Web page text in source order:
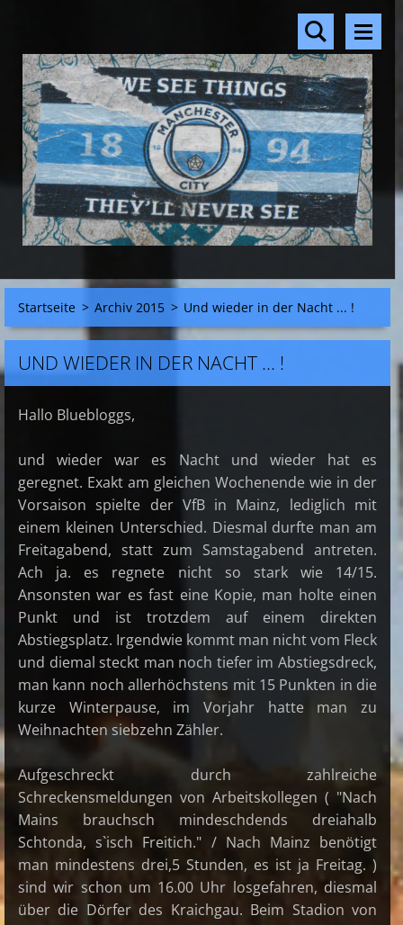
Startseite > Archiv 2015 > Und wieder in der Nacht ... !
UND WIEDER IN DER NACHT ... !
Hallo Bluebloggs,
und wieder war es Nacht und wieder hat es
geregnet. Exakt am gleichen Wochenende wie in der
Vorsaison spielte der VfB in Mainz, lediglich mit
einem kleinen Unterschied. Diesmal durfte man am
Freitagabend, statt zum Samstagabend antreten.
Ach ja. es regnete nicht so stark wie 14/15.
Ansonsten war es fast eine Kopie, man holte einen
Punkt und ist trotzdem auf einem direkten
Abstiegsplatz. Irgendwie kommt man nicht vom Fleck
und diemal steckt man noch tiefer im Abstiegsdreck,
man kann noch allerhöchstens mit 15 Punkten in die
kurze Winterpause, im Vorjahr hatte man zu
Weihnachten siebzehn Zähler.
Aufgeschreckt durch zahlreiche
Schreckensmeldungen von Arbeitskollegen ( "Nach
Mains brauchsch mindeschdends dreiahalb
Schtonda, s`isch Freitich." / Nach Mainz benötigt
man mindestens drei,5 Stunden, es ist ja Freitag. )
sind wir schon um 16.00 Uhr losgefahren, diesmal
über die Dörfer des Kraichgau. Beim Stadion von